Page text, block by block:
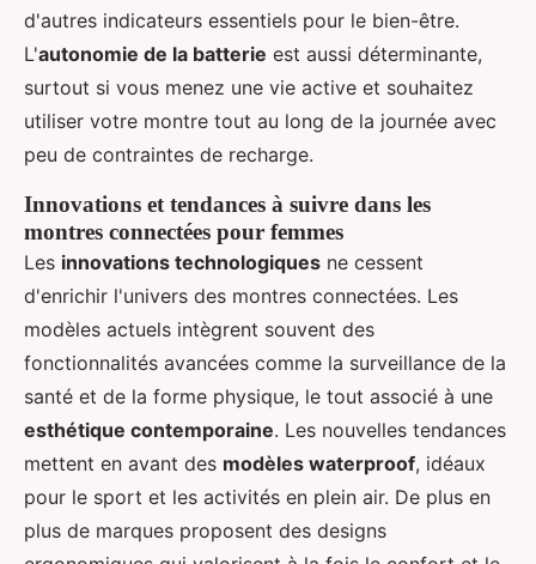
d'autres indicateurs essentiels pour le bien-être.
L'autonomie de la batterie est aussi déterminante,
surtout si vous menez une vie active et souhaitez
utiliser votre montre tout au long de la journée avec
peu de contraintes de recharge.
Innovations et tendances à suivre dans les
montres connectées pour femmes
Les innovations technologiques ne cessent
d'enrichir l'univers des montres connectées. Les
modèles actuels intègrent souvent des
fonctionnalités avancées comme la surveillance de la
santé et de la forme physique, le tout associé à une
esthétique contemporaine. Les nouvelles tendances
mettent en avant des modèles waterproof, idéaux
pour le sport et les activités en plein air. De plus en
plus de marques proposent des designs